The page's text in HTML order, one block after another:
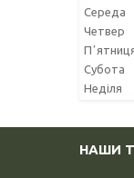
Середа
Четвер
Субота
Неділя
НАШИ